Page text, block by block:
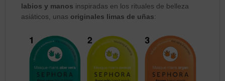
labios y manos inspiradas en los rituales de belleza
asiáticos, unas originales limas de uñas: